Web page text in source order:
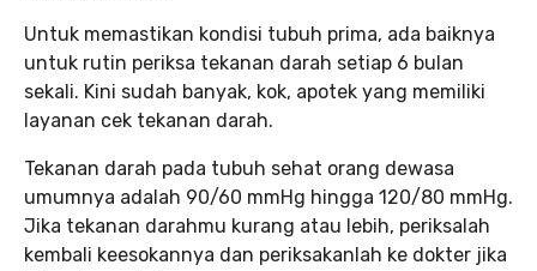
Untuk memastikan kondisi tubuh prima, ada baiknya
untuk rutin periksa tekanan darah setiap 6 bulan
sekali. Kini sudah banyak, kok, apotek yang memiliki
layanan cek tekanan darah.
Tekanan darah pada tubuh sehat orang dewasa
umumnya adalah 90/60 mmHg hingga 120/80 mmHg.
Jika tekanan darahmu kurang atau lebih, periksalah
kembali keesokannya dan periksakanlah ke dokter jika